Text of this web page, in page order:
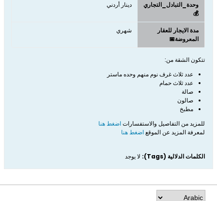
وحدة_التبادل_التجاري
💰
دينار أردني
مدة الايجار للعقار
المعروضة📅
شهري
تتكون الشقة من:
عدد ثلاث غرف نوم منهم وحده ماستر
عدد ثلاث حمام
صالة
صالون
مطبخ
للمزيد من التفاصيل والاستفساراتاضغط هنا
لمعرفة المزيد عن الموقعاضغط هنا
الكلمات الدلالية (Tags): لا يوجد